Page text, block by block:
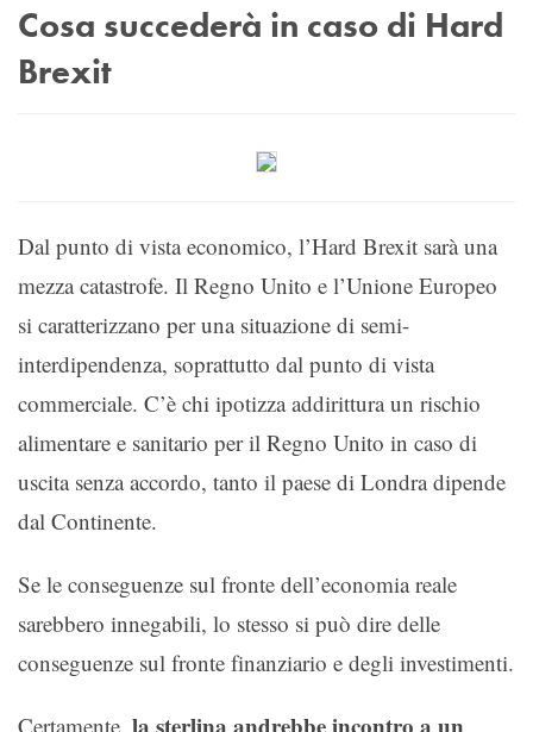
Cosa succederà in caso di Hard
Brexit
Dal punto di vista economico, l’Hard Brexit sarà una
mezza catastrofe. Il Regno Unito e l’Unione Europeo
si caratterizzano per una situazione di semi-
interdipendenza, soprattutto dal punto di vista
commerciale. C’è chi ipotizza addirittura un rischio
alimentare e sanitario per il Regno Unito in caso di
uscita senza accordo, tanto il paese di Londra dipende
dal Continente.
Se le conseguenze sul fronte dell’economia reale
sarebbero innegabili, lo stesso si può dire delle
conseguenze sul fronte finanziario e degli investimenti.
Certamente, la sterlina andrebbe incontro a un